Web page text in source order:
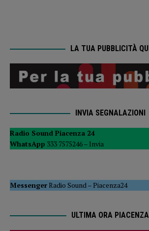
LA TUA PUBBLICITÀ QUI
INVIA SEGNALAZIONI
Radio Sound Piacenza 24
WhatsApp 333 7575246 – Invia
MessengerRadio Sound –Piacenza24
ULTIMA ORA PIACENZA